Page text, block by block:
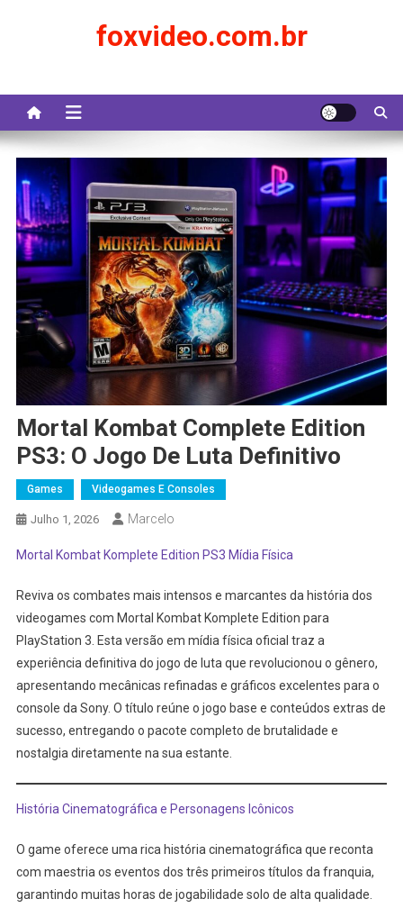
foxvideo.com.br
Mortal Kombat Complete Edition
PS3: O Jogo De Luta Definitivo
Games Videogames E Consoles
Julho 1, 2026 Marcelo
Mortal Kombat Komplete Edition PS3 Mídia Física
Reviva os combates mais intensos e marcantes da história dos
videogames com Mortal Kombat Komplete Edition para
PlayStation 3. Esta versão em mídia física oficial traz a
experiência definitiva do jogo de luta que revolucionou o gênero,
apresentando mecânicas refinadas e gráficos excelentes para o
console da Sony. O título reúne o jogo base e conteúdos extras de
sucesso, entregando o pacote completo de brutalidade e
nostalgia diretamente na sua estante.
História Cinematográfica e Personagens Icônicos
O game oferece uma rica história cinematográfica que reconta
com maestria os eventos dos três primeiros títulos da franquia,
garantindo muitas horas de jogabilidade solo de alta qualidade.